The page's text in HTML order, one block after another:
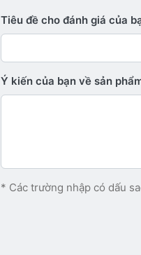
Tiêu đề cho đánh giá của
Ý kiến ​​của bạn về sản
* Các trường nhập có dấu